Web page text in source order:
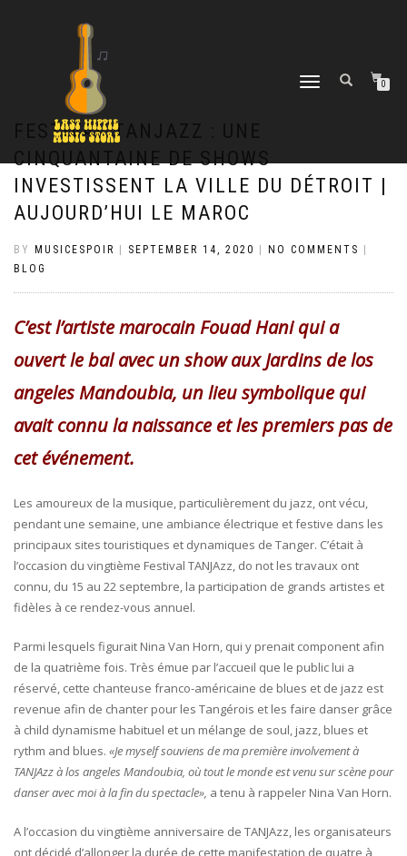
TOGGLE
0
FESTIVAL TANJAZZ : UNE
CINQUANTAINE DE SHOWS
INVESTISSENT LA VILLE DU DÉTROIT |
AUJOURD’HUI LE MAROC
BY MUSICESPOIR SEPTEMBER 14, 2020 NO COMMENTS
BLOG
C’est l’artiste marocain Fouad Hani qui a
ouvert le bal avec un show aux Jardins de los
angeles Mandoubia, un lieu symbolique qui
avait connu la naissance et les premiers pas de
cet événement.
Les amoureux de la musique, particulièrement du jazz, ont vécu,
pendant une semaine, une ambiance électrique et festive dans les
principaux sites touristiques et dynamiques de Tanger. C’était à
l’occasion du vingtième Festival TANJAzz, do not les travaux ont
connu, du 15 au 22 septembre, la participation de grands artistes et
fidèles à ce rendez-vous annuel.
Parmi lesquels figurait Nina Van Horn, qui y prenait component afin
de la quatrième fois. Très émue par l’accueil que le public lui a
réservé, cette chanteuse franco-américaine de blues et de jazz est
revenue afin de chanter pour les Tangérois et les faire danser grâce
à child dynamisme habituel et un mélange de soul, jazz, blues et
rythm and blues. «Je myself souviens de ma première involvement à
TANJAzz à los angeles Mandoubia, où tout le monde est venu sur scène pour
danser avec moi à la fin du spectacle», a tenu à rappeler Nina Van Horn.
A l’occasion du vingtième anniversaire de TANJAzz, les organisateurs
ont décidé d’allonger la durée de cette manifestation de quatre à